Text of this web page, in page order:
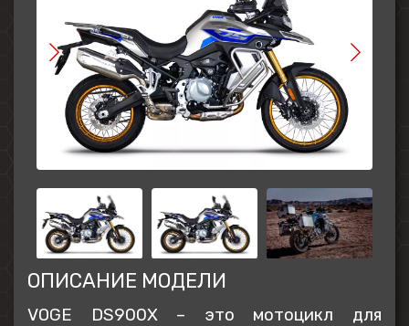
ОПИСАНИЕ МОДЕЛИ
VOGE DS900X– это мотоцикл для